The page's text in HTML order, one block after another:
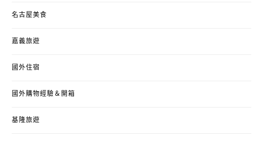
名古屋美食
嘉義旅遊
國外住宿
國外購物經驗＆開箱
基隆旅遊